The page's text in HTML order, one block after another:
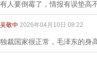
有人要倒霉了，情报有误垫高
吴敬中 2026年04月10日 08:22
独裁国家很正常，毛泽东的身